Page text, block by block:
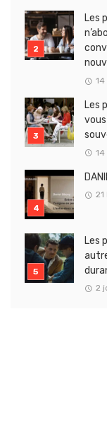
Les
14
Les
14
21
Les
2